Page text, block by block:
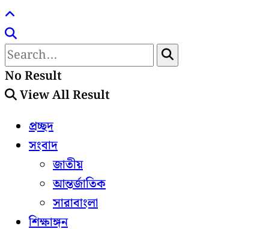
No Result
View All Result
প্রচ্ছদ
সংবাদ
জাতীয়
আন্তর্জাতিক
সারাবাংলা
শিক্ষাঙ্গন